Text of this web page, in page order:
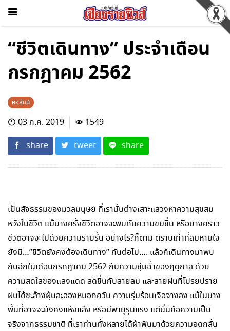
“ชีวิตเดินทาง” ประจำเดือน
กรกฎาคม 2562
คอลัมน์
03 ก.ค. 2019
1549
share
tweet share
เป็นสัจธรรมของมวลมนุษย์ ที่เรานั้นต่างเสาะแสวงหาความสุขสม
หวังในชีวิต แม้บางครั้งชีวิตอาจจะพบกับความขมขื่น หรือบางคราว
ชีวิตอาจจะไปด้วยความราบรื่น อย่างไร?ก็ตาม ตราบเท่าที่ลมหายใจ
ยังมี…”ชีวิตยังคงต้องเดินทาง” กันต่อไป…. แล้วก็เดินทางมาพบ
กันอีกในเดือนกรกฎาคม 2562 กับความชุ่มฉ่ำของฤดูกาล ด้วย
ความสดใสของแสงแดด สดชื่นกับสายลม และสายฝนที่โปรยปราย
ฝนได้ชะล้างฝุ่นละอองหมอกควัน ความรุ่มร้อนเจือจางลง แม้ในบาง
พื้นที่อาจจะยังคงแห้งแล้ง หรือมีพายุรุนแรง แต่นั่นคือความเป็น
จริงจากธรรมชาติ ที่เราท่านทั้งหลายได้ฝ่าฟันมาด้วยความอดกลั้น